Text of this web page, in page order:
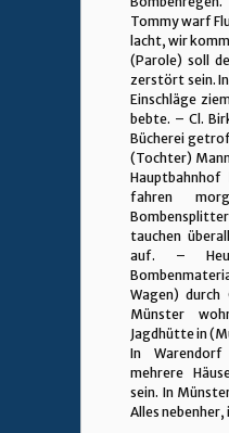
Tommy warf
lacht, wir
(Parole) soll
zerstört sein.
Einschläge
bebte. – Cl.
Bücherei
(Tochter)
Hauptbahnhof
fahren
tauchen
auf. –
Wagen) durch
Münster
Jagdhütte in
In
mehrere
sein. In
Alles nebenher,